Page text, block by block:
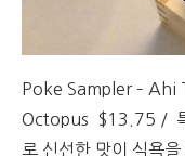
Poke Sampler – Ahi
Octopus $13.75 / 특
로 신선한 맛이 식욕을